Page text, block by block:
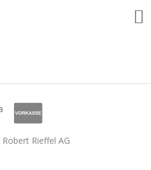
Rieffel AG